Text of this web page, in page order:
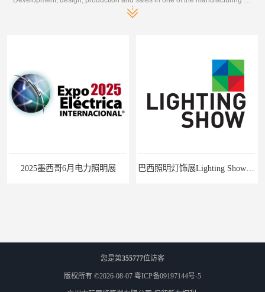
2025墨西哥6月电力照明展
您是第355777位访客
版权所有 ©2026-08-07 粤ICP备09197144号-5